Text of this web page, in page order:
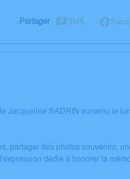
Partager SMS
Jacqueline SADRIN survenu le
partager des photos souvenirs,
dédié à honorer la